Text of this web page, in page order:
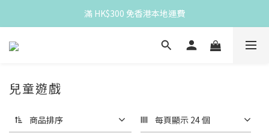
滿 HK$300 免香港本地運費
滿 HK$300 免香港本地運費
Spend HK$300 for free HK local delivery
兒童遊戲
商品排序 每頁顯示 24 個